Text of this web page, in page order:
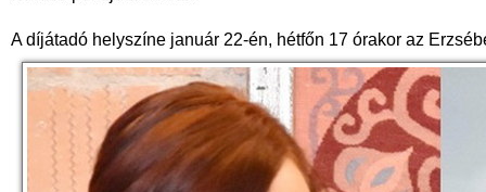
A díjátadó helyszíne január 22-én, hétfőn 17 órakor az